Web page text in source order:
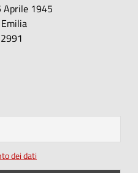
Aprile 1945
dei dati